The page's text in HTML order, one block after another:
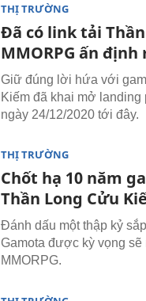
THỊ TRƯỜNG
Đã có link tải
MMORPG ấn
Giữ đúng lời hứa với
Kiếm đã khai mở landing
ngày 24/12/2020 tới đây.
THỊ TRƯỜNG
Chốt hạ 10 năm
Thần Long Cửu
Đánh dấu một thập kỷ
Gamota được kỳ vọng
MMORPG.